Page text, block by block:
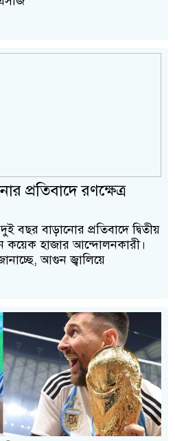
প্রতিবাদে রণক্ষেত্র
বছর বাড়ানোর প্রতিবাদে দ্বিতীয়
কয়েক হাজার আন্দোলনকারী।
আগুন জ্বালিয়ে